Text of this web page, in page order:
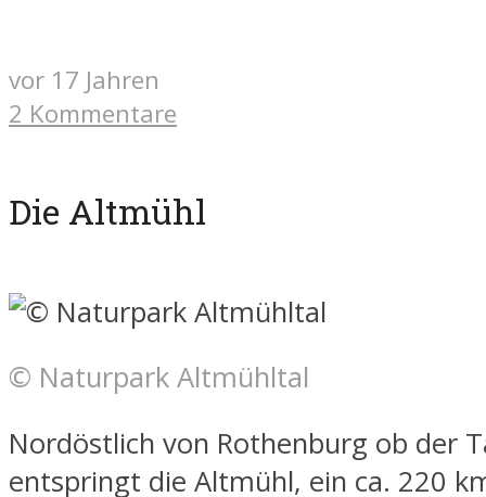
vor 17 Jahren
2 Kommentare
Die Altmühl
© Naturpark Altmühltal
Nordöstlich von Rothenburg ob der
entspringt die Altmühl, ein ca. 220